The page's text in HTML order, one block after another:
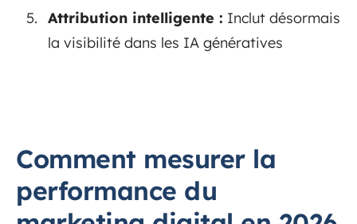
Attribution intelligente : Inclut désormais
la visibilité dans les IA génératives
Comment mesurer la
performance du